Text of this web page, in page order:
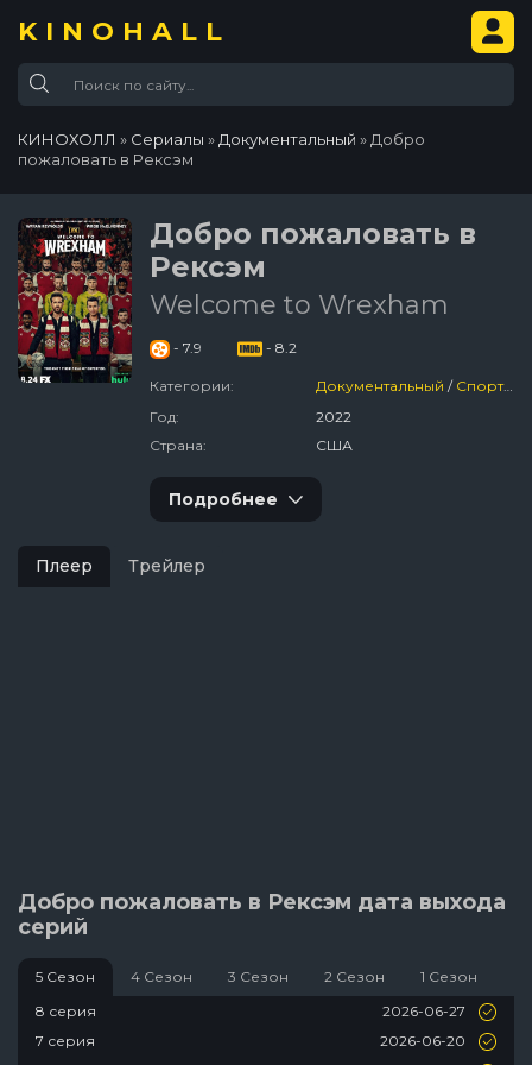
KINOHALL
КИНОХОЛЛ » Сериалы » Документальный » Добро
пожаловать в Рексэм
Добро пожаловать в
Рексэм
Welcome to Wrexham
- 7.9 - 8.2
Категории: Документальный / Спортивный
Год:
2022
Страна:
США
Подробнее
Плеер Трейлер
Добро пожаловать в Рексэм дата выхода
серий
5 Сезон 4 Сезон 3 Сезон 2 Сезон
1 Сезон
8 серия
2026-06-27
7 серия
2026-06-20